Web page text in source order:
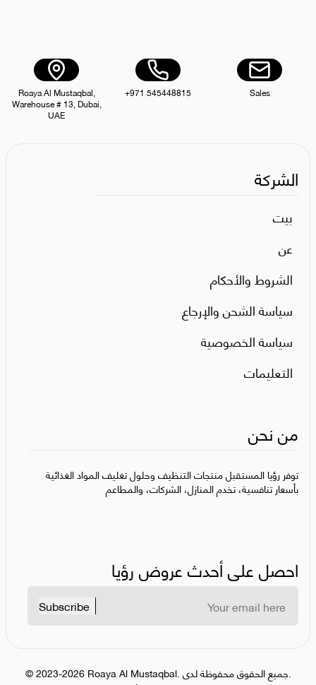
Sales
+971 545448815
Roaya Al Mustaqbal,
Warehouse # 13, Dubai,
UAE
الشركة
بيت
عن
الشروط والأحكام
سياسة الشحن والإرجاع
سياسة الخصوصية
التعليمات
من نحن
توفر رؤيا المستقبل منتجات التنظيف وحلول تغليف المواد الغذائية
بأسعار تنافسية، تخدم المنازل، الشركات، والمطاعم
احصل على أحدث عروض رؤيا
Subscribe
©2023-2026 Roaya Al Mustaqbal.
جميع الحقوق محفوظة لدى.